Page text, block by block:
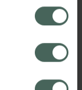
återkallelsen.
Visa